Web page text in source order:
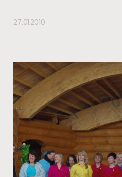
27.01.2010